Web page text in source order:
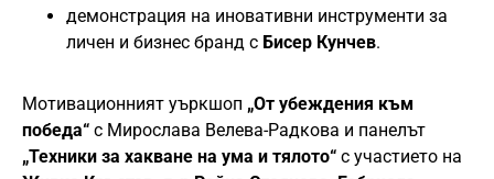
демонстрация на иновативни инструменти за
личен и бизнес бранд с Бисер Кунчев.
Мотивационният уъркшоп „От убеждения към
победа“ с Мирослава Велева-Радкова и панелът
„Техники за хакване на ума и тялото“ с участието на